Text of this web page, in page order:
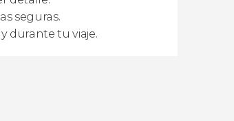
seguras.
durante tu viaje.